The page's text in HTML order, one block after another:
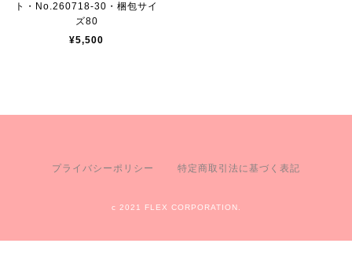
ト・No.260718-30・梱包サイ
ズ80
¥5,500
プライバシーポリシー 特定商取引法に基づく表記
c 2021 FLEX CORPORATION.